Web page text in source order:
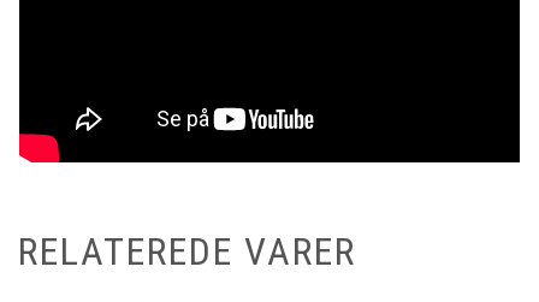
RELATEREDE VARER